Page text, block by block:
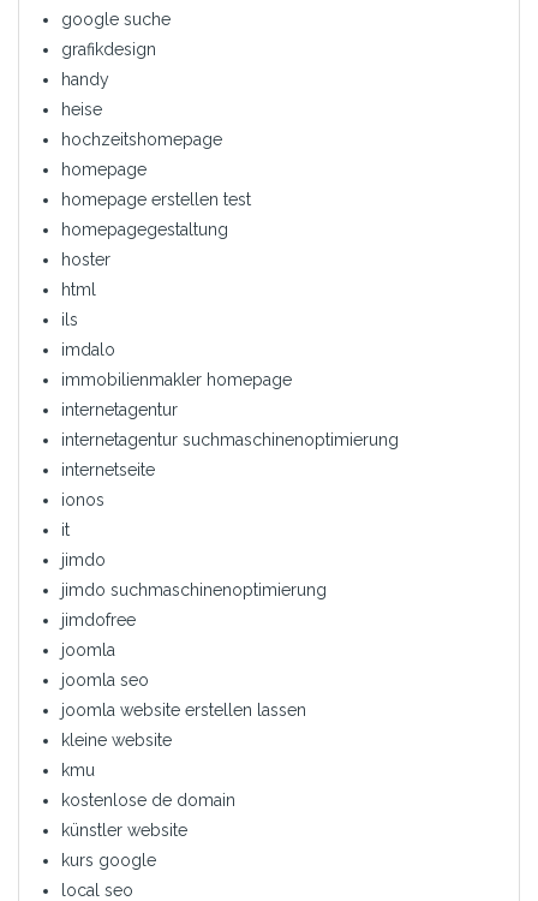
google suche
grafikdesign
handy
heise
hochzeitshomepage
homepage
homepage erstellen test
homepagegestaltung
hoster
html
ils
imdalo
immobilienmakler homepage
internetagentur
internetagentur suchmaschinenoptimierung
internetseite
ionos
it
jimdo
jimdo suchmaschinenoptimierung
jimdofree
joomla
joomla seo
joomla website erstellen lassen
kleine website
kmu
kostenlose de domain
künstler website
kurs google
local seo